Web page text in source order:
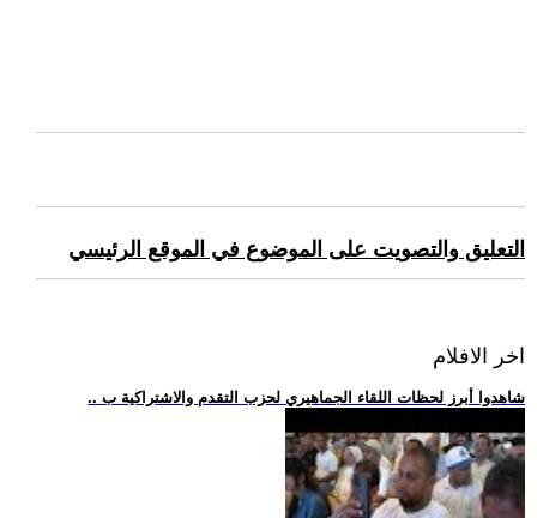
التعليق والتصويت على الموضوع في الموقع الرئيسي
اخر الافلام
.. شاهدوا أبرز لحظات اللقاء الجماهيري لحزب التقدم والاشتراكية ب